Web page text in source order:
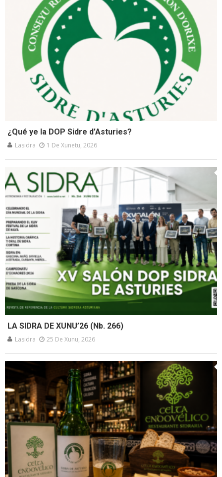
¿Qué ye la DOP Sidre d’Asturies?
Lasidra 1 De Xunetu, 2026
LA SIDRA DE XUNU’26 (Nb. 266)
Lasidra 25 De Xunu, 2026